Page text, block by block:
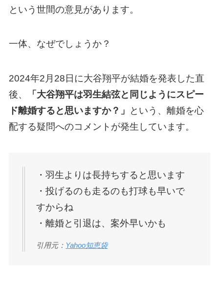
という世間の意見があります。
一体、なぜでしょうか？
2024年2月28日に大谷翔平が結婚を発表した直
後、
「大谷翔平は羽生結弦と同じようにスピー
ド離婚すると思いますか？」
という、離婚を心
配する疑問へのコメントが発生しています。
・羽生よりは長持ちすると思います
・投げるのも走るのも打球も早いで
すからね
・離婚と引退は、案外早いかも
引用元： Yahoo知恵袋